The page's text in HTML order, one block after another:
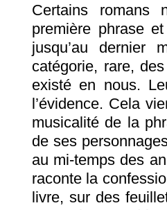
Certains romans
première phrase
jusqu’au dernier
catégorie, rare,
existé en nous.
l’évidence. Cela
musicalité de la
de ses
au mi-temps des
raconte la
livre, sur des